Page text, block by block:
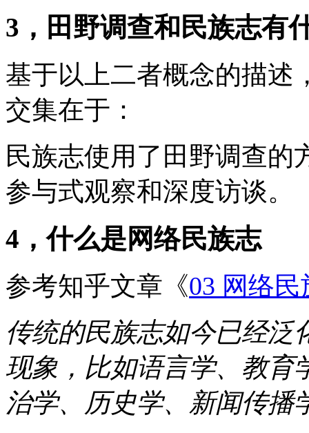
3，田野调查和民族志有
基于以上二者概念的描述
交集在于：
民族志使用了田野调查的
参与式观察和深度访谈。
4，什么是网络民族志
参考知乎文章《03 网络
传统的民族志如今已经泛
现象，比如语言学、教育
治学、历史学、新闻传播